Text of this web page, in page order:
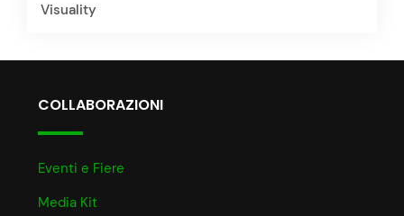
Visuality
COLLABORAZIONI
Eventi e Fiere
Media Kit